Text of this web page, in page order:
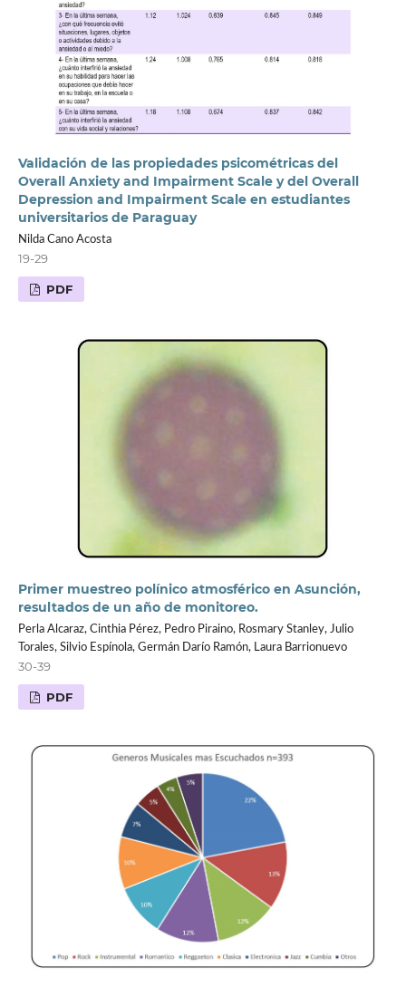
Validación de las propiedades psicométricas del
Overall Anxiety and Impairment Scale y del Overall
Depression and Impairment Scale en estudiantes
universitarios de Paraguay
Nilda Cano Acosta
19-29
PDF
Primer muestreo polínico atmosférico en Asunción,
resultados de un año de monitoreo.
Perla Alcaraz, Cinthia Pérez, Pedro Piraino, Rosmary Stanley, Julio
Torales, Silvio Espínola, Germán Darío Ramón, Laura Barrionuevo
30-39
PDF